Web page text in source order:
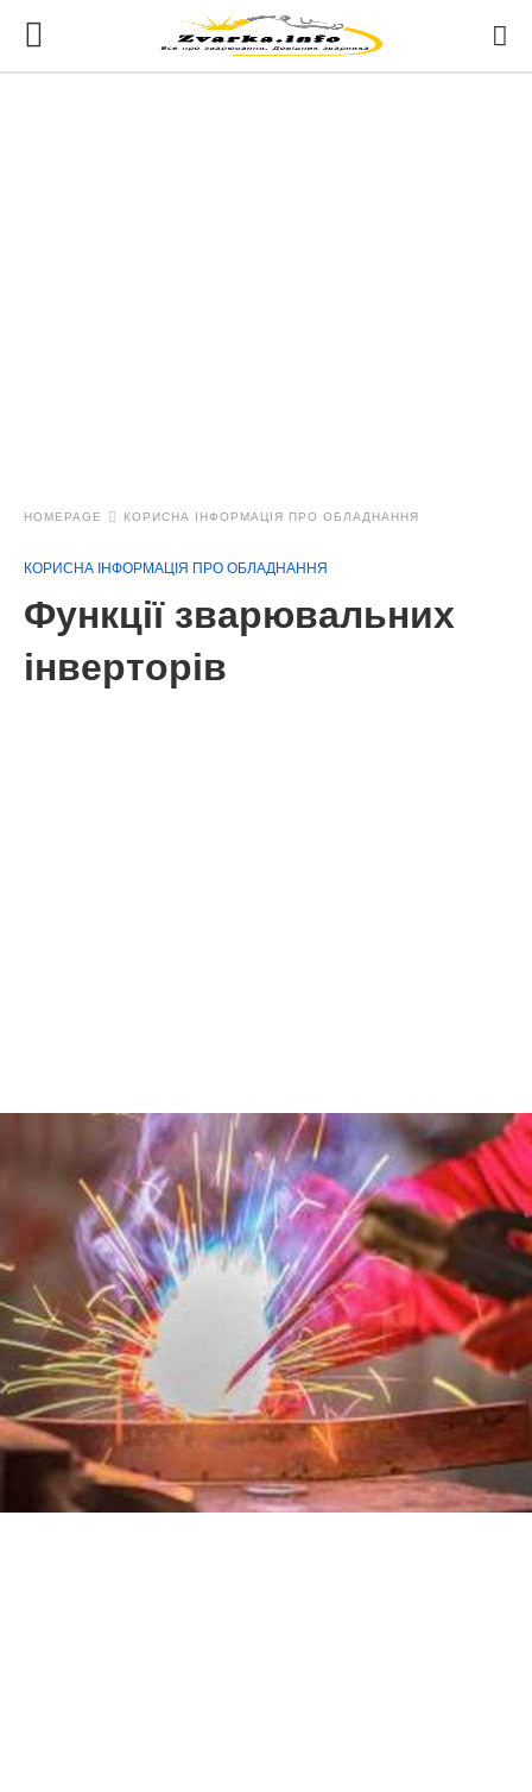
HOMEPAGE КОРИСНА ІНФОРМАЦІЯ ПРО ОБЛАДНАННЯ
КОРИСНА ІНФОРМАЦІЯ ПРО ОБЛАДНАННЯ
Функції зварювальних
інверторів